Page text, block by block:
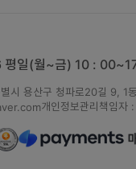
평일(월~금) 10 :
별시 용산구 청파로20길 9, 1
개인정보관리책임자